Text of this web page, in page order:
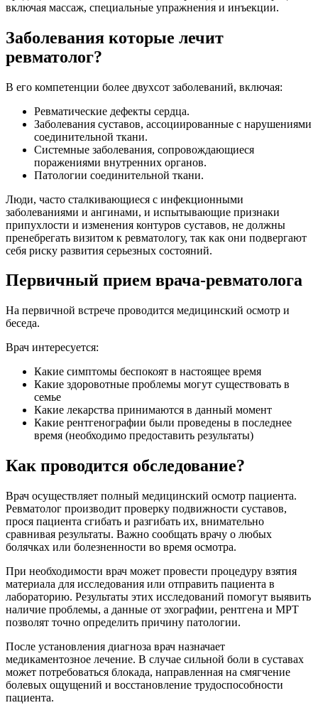
включая массаж, специальные упражнения и инъекции.
Заболевания которые лечит
ревматолог?
В его компетенции более двухсот заболеваний, включая:
Ревматические дефекты сердца.
Заболевания суставов, ассоциированные с нарушениями
соединительной ткани.
Системные заболевания, сопровождающиеся
поражениями внутренних органов.
Патологии соединительной ткани.
Люди, часто сталкивающиеся с инфекционными
заболеваниями и ангинами, и испытывающие признаки
припухлости и изменения контуров суставов, не должны
пренебрегать визитом к ревматологу, так как они подвергают
себя риску развития серьезных состояний.
Первичный прием врача-ревматолога
На первичной встрече проводится медицинский осмотр и
беседа.
Врач интересуется:
Какие симптомы беспокоят в настоящее время
Какие здоровотные проблемы могут существовать в
семье
Какие лекарства принимаются в данный момент
Какие рентгенографии были проведены в последнее
время (необходимо предоставить результаты)
Как проводится обследование?
Врач осуществляет полный медицинский осмотр пациента.
Ревматолог производит проверку подвижности суставов,
прося пациента сгибать и разгибать их, внимательно
сравнивая результаты. Важно сообщать врачу о любых
болячках или болезненности во время осмотра.
При необходимости врач может провести процедуру взятия
материала для исследования или отправить пациента в
лабораторию. Результаты этих исследований помогут выявить
наличие проблемы, а данные от эхографии, рентгена и МРТ
позволят точно определить причину патологии.
После установления диагноза врач назначает
медикаментозное лечение. В случае сильной боли в суставах
может потребоваться блокада, направленная на смягчение
болевых ощущений и восстановление трудоспособности
пациента.